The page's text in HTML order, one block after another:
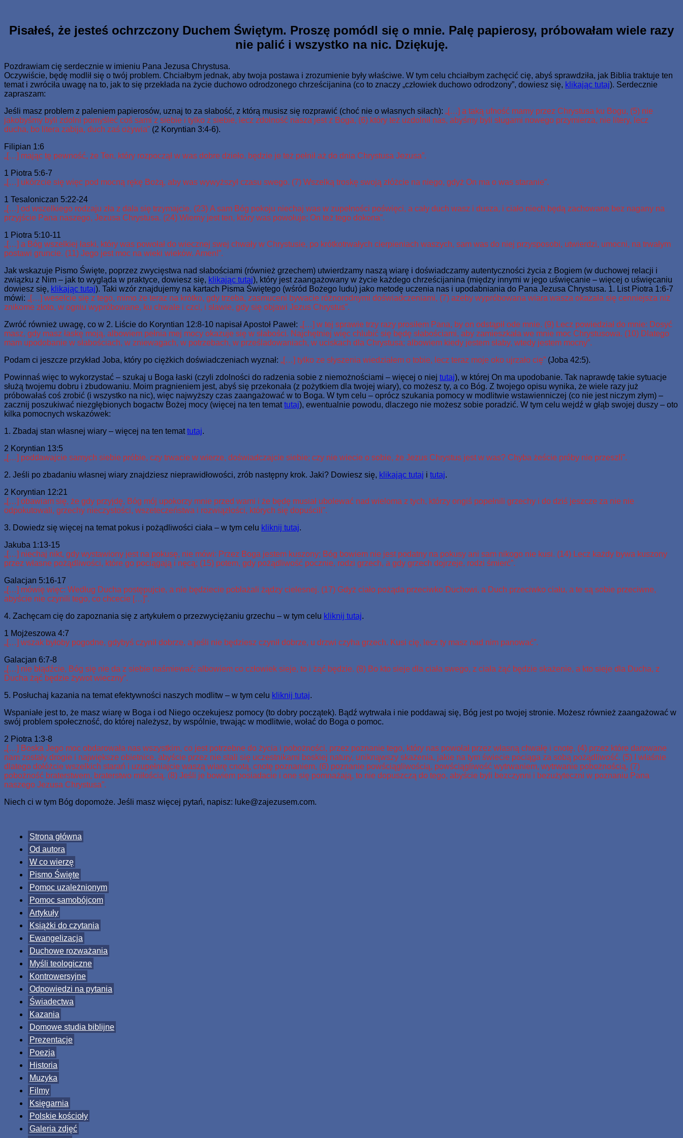
content
Pisałeś, że jesteś ochrzczony Duchem Świętym. Proszę pomódl się o mnie. Palę papierosy, próbowałam wiele razy
nie palić i wszystko na nic. Dziękuję.
Pozdrawiam cię serdecznie w imieniu Pana Jezusa Chrystusa.
Oczywiście, będę modlił się o twój problem. Chciałbym jednak, aby twoja postawa i zrozumienie były właściwe. W tym celu chciałbym zachęcić cię, abyś sprawdziła, jak Biblia traktuje ten
temat i zwróciła uwagę na to, jak to się przekłada na życie duchowo odrodzonego chrześcijanina (co to znaczy „człowiek duchowo odrodzony”, dowiesz się, klikając tutaj). Serdecznie
zapraszam:
Jeśli masz problem z paleniem papierosów, uznaj to za słabość, z którą musisz się rozprawić (choć nie o własnych siłach): „[…] a taką ufność mamy przez Chrystusa ku Bogu, (5) nie
jakobyśmy byli zdolni pomyśleć coś sami z siebie i tylko z siebie, lecz zdolność nasza jest z Boga, (6) który też uzdolnił nas, abyśmy byli sługami nowego przymierza, nie litery, lecz
ducha, bo litera zabija, duch zaś ożywia” (2 Koryntian 3:4-6).
Filipian 1:6
„[…] mając tę pewność, że Ten, który rozpoczął w was dobre dzieło, będzie je też pełnił aż do dnia Chrystusa Jezusa”.
1 Piotra 5:6-7
„[…] ukórzcie się więc pod mocną rękę Bożą, aby was wywyższył czasu swego. (7) Wszelką troskę swoją złóżcie na niego, gdyż On ma o was staranie”.
1 Tesaloniczan 5:22-24
„[…] od wszelkiego rodzaju zła z dala się trzymajcie. (23) A sam Bóg pokoju niechaj was w zupełności poświęci, a cały duch wasz i dusza, i ciało niech będą zachowane bez nagany na
przyjście Pana naszego, Jezusa Chrystusa. (24) Wierny jest ten, który was powołuje; On też tego dokona”.
1 Piotra 5:10-11
„[…] a Bóg wszelkiej łaski, który was powołał do wiecznej swej chwały w Chrystusie, po krótkotrwałych cierpieniach waszych, sam was do niej przysposobi, utwierdzi, umocni, na trwałym
postawi gruncie. (11) Jego jest moc na wieki wieków. Amen!”.
Jak wskazuje Pismo Święte, poprzez zwycięstwa nad słabościami (również grzechem) utwierdzamy naszą wiarę i doświadczamy autentyczności życia z Bogiem (w duchowej relacji i
związku z Nim – jak to wygląda w praktyce, dowiesz się, klikając tutaj), który jest zaangażowany w życie każdego chrześcijanina (między innymi w jego uświęcanie – więcej o uświęcaniu
dowiesz się, klikając tutaj). Taki wzór znajdujemy na kartach Pisma Świętego (wśród Bożego ludu) jako metodę uczenia nas i upodabniania do Pana Jezusa Chrystusa. 1. List Piotra 1:6-7
mówi: „[…] weselcie się z tego, mimo że teraz na krótko, gdy trzeba, zasmuceni bywacie różnorodnymi doświadczeniami, (7) ażeby wypróbowana wiara wasza okazała się cenniejsza niż
znikome złoto, w ogniu wypróbowane, ku chwale i czci, i sławie, gdy się objawi Jezus Chrystus”.
Zwróć również uwagę, co w 2. Liście do Koryntian 12:8-10 napisał Apostoł Paweł: „[…] w tej sprawie trzy razy prosiłem Pana, by on odstąpił ode mnie. (9) Lecz powiedział do mnie: Dosyć
masz, gdy masz łaskę moją, albowiem pełnia mej mocy okazuje się w słabości. Najchętniej więc chlubić się będę słabościami, aby zamieszkała we mnie moc Chrystusowa. (10) Dlatego
mam upodobanie w słabościach, w zniewagach, w potrzebach, w prześladowaniach, w uciskach dla Chrystusa; albowiem kiedy jestem słaby, wtedy jestem mocny”.
Podam ci jeszcze przykład Joba, który po ciężkich doświadczeniach wyznał: „[…] tylko ze słyszenia wiedziałem o tobie, lecz teraz moje oko ujrzało cię” (Joba 42:5).
Powinnaś więc to wykorzystać – szukaj u Boga łaski (czyli zdolności do radzenia sobie z niemożnościami – więcej o niej tutaj), w której On ma upodobanie. Tak naprawdę takie sytuacje
służą twojemu dobru i zbudowaniu. Moim pragnieniem jest, abyś się przekonała (z pożytkiem dla twojej wiary), co możesz ty, a co Bóg. Z twojego opisu wynika, że wiele razy już
próbowałaś coś zrobić (i wszystko na nic), więc najwyższy czas zaangażować w to Boga. W tym celu – oprócz szukania pomocy w modlitwie wstawienniczej (co nie jest niczym złym) –
zacznij poszukiwać niezgłębionych bogactw Bożej mocy (więcej na ten temattutaj), ewentualnie powodu, dlaczego nie możesz sobie poradzić. W tym celu wejdź w głąb swojej duszy – oto
kilka pomocnych wskazówek:
1. Zbadaj stan własnej wiary – więcej na ten temattutaj.
2 Koryntian 13:5
„[…] poddawajcie samych siebie próbie, czy trwacie w wierze, doświadczajcie siebie; czy nie wiecie o sobie, że Jezus Chrystus jest w was? Chyba żeście próby nie przeszli”.
2. Jeśli po zbadaniu własnej wiary znajdziesz nieprawidłowości, zrób następny krok. Jaki? Dowiesz się, klikając tutaj i tutaj.
2 Koryntian 12:21
„[…] obawiam się, że gdy przyjdę, Bóg mój upokorzy mnie przed wami i że będę musiał ubolewać nad wieloma z tych, którzy ongiś popełnili grzechy i do dziś jeszcze za nie nie
odpokutowali, grzechy nieczystości, wszeteczeństwa i rozwiązłości, których się dopuścili”.
3. Dowiedz się więcej na temat pokus i pożądliwości ciała – w tym celu kliknij tutaj.
Jakuba 1:13-15
„[…] niechaj nikt, gdy wystawiony jest na pokusę, nie mówi: Przez Boga jestem kuszony; Bóg bowiem nie jest podatny na pokusy ani sam nikogo nie kusi. (14) Lecz każdy bywa kuszony
przez własne pożądliwości, które go pociągają i nęcą; (15) potem, gdy pożądliwość pocznie, rodzi grzech, a gdy grzech dojrzeje, rodzi śmierć”.
Galacjan 5:16-17
„[…] mówię więc: Według Ducha postępujcie, a nie będziecie pobłażali żądzy cielesnej. (17) Gdyż ciało pożąda przeciwko Duchowi, a Duch przeciwko ciału, a te są sobie przeciwne,
abyście nie czynili tego, co chcecie […]”.
4. Zachęcam cię do zapoznania się z artykułem o przezwyciężaniu grzechu – w tym celu kliknij tutaj.
1 Mojżeszowa 4:7
„[…] wszak byłoby pogodne, gdybyś czynił dobrze, a jeśli nie będziesz czynił dobrze, u drzwi czyha grzech. Kusi cię, lecz ty masz nad nim panować”.
Galacjan 6:7-8
„[…] nie błądźcie, Bóg się nie da z siebie naśmiewać; albowiem co człowiek sieje, to i żąć będzie. (8) Bo kto sieje dla ciała swego, z ciała żąć będzie skażenie, a kto sieje dla Ducha, z
Ducha żąć będzie żywot wieczny”.
5. Posłuchaj kazania na temat efektywności naszych modlitw – w tym celu kliknij tutaj.
Wspaniałe jest to, że masz wiarę w Boga i od Niego oczekujesz pomocy (to dobry początek). Bądź wytrwała i nie poddawaj się, Bóg jest po twojej stronie. Możesz również zaangażować w
swój problem społeczność, do której należysz, by wspólnie, trwając w modlitwie, wołać do Boga o pomoc.
2 Piotra 1:3-8
„[…] Boska Jego moc obdarowała nas wszystkim, co jest potrzebne do życia i pobożności, przez poznanie tego, który nas powołał przez własną chwałę i cnotę, (4) przez które darowane
nam zostały drogie i największe obietnice, abyście przez nie stali się uczestnikami boskiej natury, uniknąwszy skażenia, jakie na tym świecie pociąga za sobą pożądliwość. (5) I właśnie
dlatego dołóżcie wszelkich starań i uzupełniajcie waszą wiarę cnotą, cnotę poznaniem, (6) poznanie powściągliwością, powściągliwość wytrwaniem, wytrwanie pobożnością, (7)
pobożność braterstwem, braterstwo miłością. (8) Jeśli je bowiem posiadacie i one się pomnażają, to nie dopuszczą do tego, abyście byli bezczynni i bezużyteczni w poznaniu Pana
naszego Jezusa Chrystusa”.
Niech ci w tym Bóg dopomoże. Jeśli masz więcej pytań, napisz: luke@zajezusem.com.
Strona główna
Od autora
W co wierzę
Pismo Święte
Pomoc uzależnionym
Pomoc samobójcom
Artykuły
Książki do czytania
Ewangelizacja
Duchowe rozważania
Myśli teologiczne
Kontrowersyjne
Odpowiedzi na pytania
Świadectwa
Kazania
Domowe studia biblijne
Prezentacje
Poezja
Historia
Muzyka
Filmy
Księgarnia
Polskie kościoły
Galeria zdjęć